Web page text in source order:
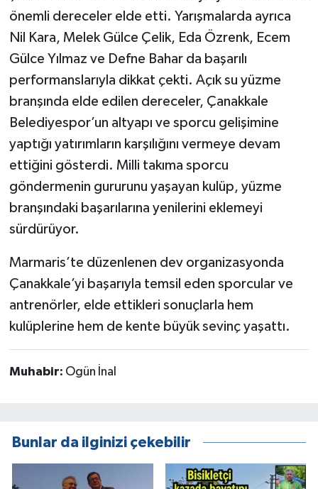
önemli dereceler elde etti. Yarışmalarda ayrıca
Nil Kara, Melek Gülce Çelik, Eda Özrenk, Ecem
Gülce Yılmaz ve Defne Bahar da başarılı
performanslarıyla dikkat çekti. Açık su yüzme
branşında elde edilen dereceler, Çanakkale
Belediyespor’un altyapı ve sporcu gelişimine
yaptığı yatırımların karşılığını vermeye devam
ettiğini gösterdi. Milli takıma sporcu
göndermenin gururunu yaşayan kulüp, yüzme
branşındaki başarılarına yenilerini eklemeyi
sürdürüyor.
Marmaris’te düzenlenen dev organizasyonda
Çanakkale’yi başarıyla temsil eden sporcular ve
antrenörler, elde ettikleri sonuçlarla hem
kulüplerine hem de kente büyük sevinç yaşattı.
Muhabir: Ogün İnal
Bunlar da ilginizi çekebilir